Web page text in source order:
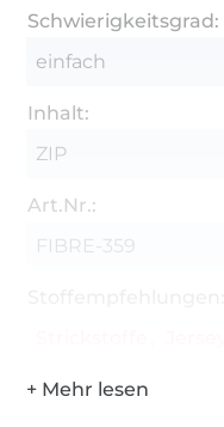
Schwierigkeitsgrad:
einfach
Inhalt:
ZIP
Art.Nr.:
FIBRE-359